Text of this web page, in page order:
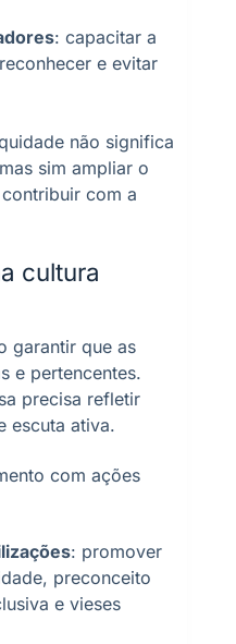
: capacitar a
e evitar
não significa
sim ampliar o
com a
cultura
garantir que as
e pertencentes.
precisa refletir
escuta ativa.
com ações
: promover
preconceito
e vieses